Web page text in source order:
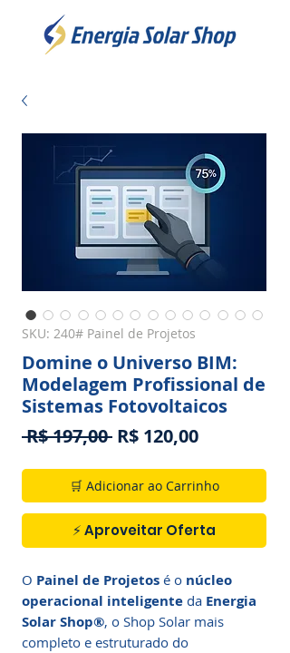
SKU: 240# Painel de Projetos
Domine o Universo BIM:
Modelagem Profissional de
Sistemas Fotovoltaicos
R$ 197,00 Preço
R$ 120,00Preço
🛒 Adicionar ao Carrinho
⚡ Aproveitar Oferta
O Painel de Projetos é o núcleo
operacional inteligente da Energia
Solar Shop®, o Shop Solar mais
completo e estruturado do